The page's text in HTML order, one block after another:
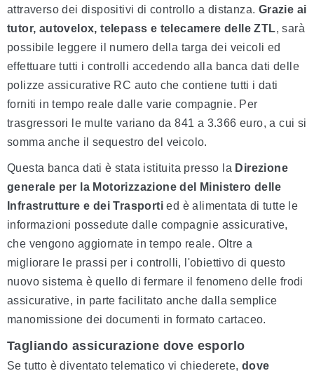
attraverso dei dispositivi di controllo a distanza. Grazie ai
tutor, autovelox, telepass e telecamere delle ZTL, sarà
possibile leggere il numero della targa dei veicoli ed
effettuare tutti i controlli accedendo alla banca dati delle
polizze assicurative RC auto che contiene tutti i dati
forniti in tempo reale dalle varie compagnie. Per
trasgressori le multe variano da 841 a 3.366 euro, a cui si
somma anche il sequestro del veicolo.
Questa banca dati è stata istituita presso la Direzione
generale per la Motorizzazione del Ministero delle
Infrastrutture e dei Trasporti ed è alimentata di tutte le
informazioni possedute dalle compagnie assicurative,
che vengono aggiornate in tempo reale. Oltre a
migliorare le prassi per i controlli, l'obiettivo di questo
nuovo sistema è quello di fermare il fenomeno delle frodi
assicurative, in parte facilitato anche dalla semplice
manomissione dei documenti in formato cartaceo.
Tagliando assicurazione dove esporlo
Se tutto è diventato telematico vi chiederete, dove